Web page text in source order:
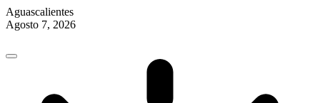
Aguascalientes
Agosto 7, 2026
content